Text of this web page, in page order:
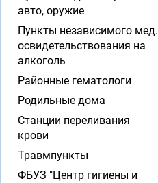
авто, оружие
Пункты независимого мед.
освидетельствования на
алкоголь
Районные гематологи
Родильные дома
Станции переливания
крови
Травмпункты
ФБУЗ "Центр гигиены и